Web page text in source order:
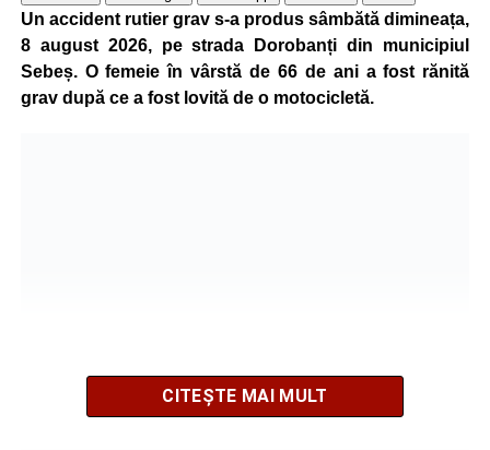
Un accident rutier grav s-a produs sâmbătă dimineața,
8 august 2026, pe strada Dorobanți din municipiul
Sebeș. O femeie în vârstă de 66 de ani a fost rănită
grav după ce a fost lovită de o motocicletă.
CITEȘTE MAI MULT